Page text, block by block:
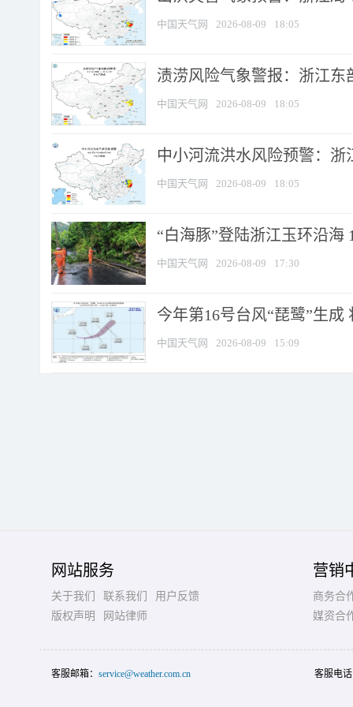
中国天气网 2026-08-09 18:05
渍涝风险气象警报：浙江
中国天气网 2026-08-09 18:05
中小河流洪水风险预警：
中国天气网 2026-08-09 18:05
“白海豚”登陆浙江玉环沿海
中国天气网 2026-08-09 17:30
今年第16号台风“琵鹭”生
中国天气网 2026-08-09 15:09
网站服务
关于我们 联系我们
用户反馈
版权声明
网站律师
营销
商务合
媒资合
客服邮箱： service@weather.com.cn 客服电